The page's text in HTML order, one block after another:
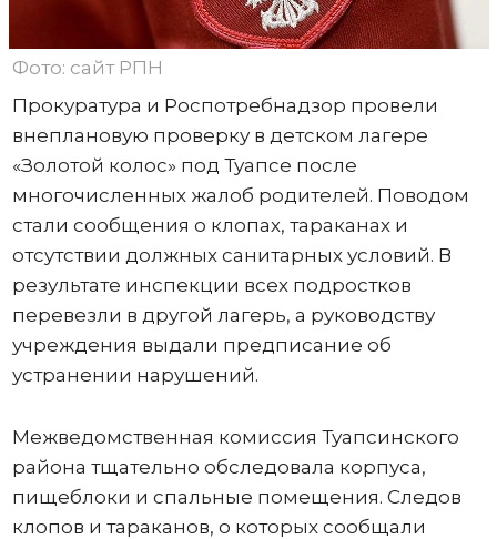
Фото: сайт РПН
Прокуратура и Роспотребнадзор провели
внеплановую проверку в детском лагере
«Золотой колос» под Туапсе после
многочисленных жалоб родителей. Поводом
стали сообщения о клопах, тараканах и
отсутствии должных санитарных условий. В
результате инспекции всех подростков
перевезли в другой лагерь, а руководству
учреждения выдали предписание об
устранении нарушений.
Межведомственная комиссия Туапсинского
района тщательно обследовала корпуса,
пищеблоки и спальные помещения. Следов
клопов и тараканов, о которых сообщали